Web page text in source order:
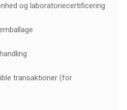
og laboratoriecertificering
transaktioner (for